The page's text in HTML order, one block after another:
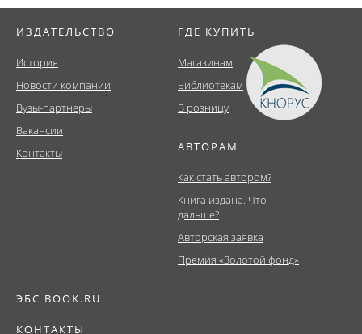
ИЗДАТЕЛЬСТВО
История
Новости компании
Вузы-партнеры
Вакансии
Контакты
ГДЕ КУПИТЬ
Магазинам
Библиотекам
В розницу
АВТОРАМ
Как стать автором?
Книга издана. Что
дальше?
Авторская заявка
Премия «Золотой фонд»
ЭБС BOOK.RU
КОНТАКТЫ